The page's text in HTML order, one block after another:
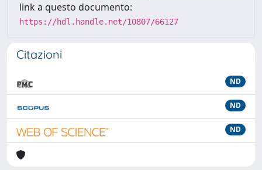
link a questo documento:
https://hdl.handle.net/10807/66127
Citazioni
ND
ND
ND